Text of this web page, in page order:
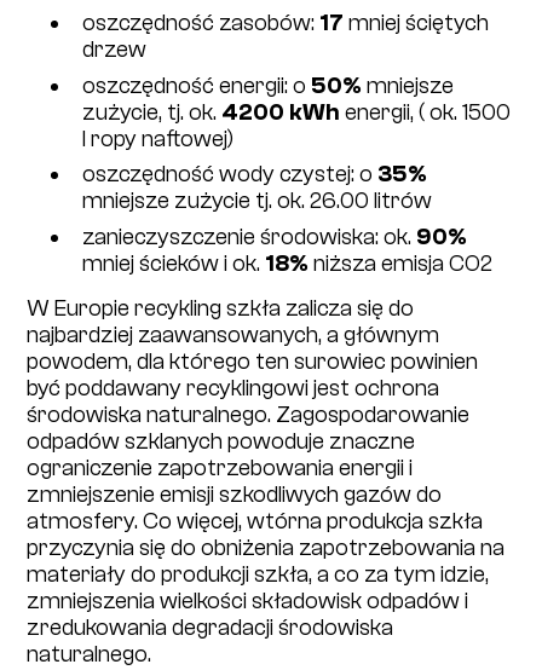
oszczędność zasobów: 17 ​ mniej​ ściętych
drzew
oszczędność energii: ​o 50% ​mniejsze
zużycie, tj. ok. 4200 kWh energii, ( ok. 1500
l ropy naftowej)
oszczędność wody czystej:​​ o 35%
mniejsze zużycie tj. ok. 26.00 litrów
zanieczyszczenie środowiska: ​ok​. 90%
mniej​ ścieków i ok. 18% niższa emisja CO​2
W Europie recykling szkła zalicza się do
najbardziej zaawansowanych, a głównym
powodem, dla którego ten surowiec powinien
być poddawany recyklingowi jest ochrona
środowiska naturalnego. Zagospodarowanie
odpadów szklanych powoduje znaczne
ograniczenie zapotrzebowania energii i
zmniejszenie emisji szkodliwych gazów do
atmosfery. Co więcej, wtórna produkcja szkła
przyczynia się do obniżenia zapotrzebowania na
materiały do produkcji szkła, a co za tym idzie,
zmniejszenia wielkości składowisk odpadów i
zredukowania degradacji środowiska
naturalnego.